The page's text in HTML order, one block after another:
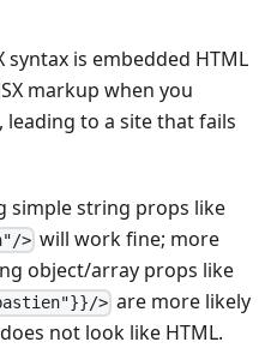
syntax is embedded HTML
markup when you
to a site that fails
simple string props like
> will work fine; more
object/array props like
> are more likely
not look like HTML.